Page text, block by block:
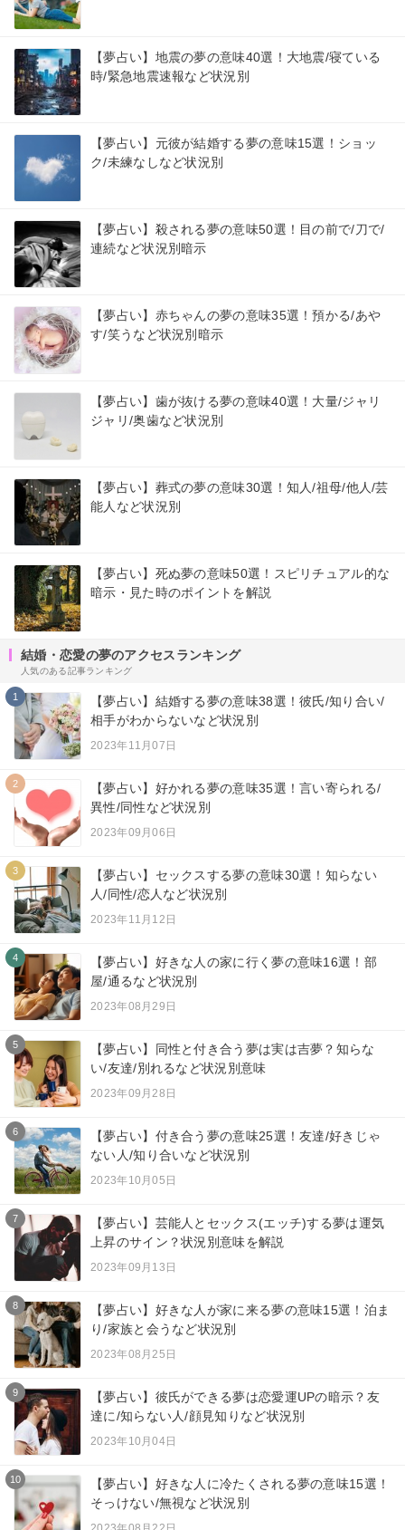
【夢占い】地震の夢の意味40選！大地震/寝ている
時/緊急地震速報など状況別
【夢占い】元彼が結婚する夢の意味15選！ショッ
ク/未練なしなど状況別
【夢占い】殺される夢の意味50選！目の前で/刀で/
連続など状況別暗示
【夢占い】赤ちゃんの夢の意味35選！預かる/あや
す/笑うなど状況別暗示
【夢占い】歯が抜ける夢の意味40選！大量/ジャリ
ジャリ/奥歯など状況別
【夢占い】葬式の夢の意味30選！知人/祖母/他人/芸
能人など状況別
【夢占い】死ぬ夢の意味50選！スピリチュアル的な
暗示・見た時のポイントを解説
結婚・恋愛の夢のアクセスランキング
人気のある記事ランキング
1
【夢占い】結婚する夢の意味38選！彼氏/知り合い/
相手がわからないなど状況別
2023年11月07日
2
【夢占い】好かれる夢の意味35選！言い寄られる/
異性/同性など状況別
2023年09月06日
3
【夢占い】セックスする夢の意味30選！知らない
人/同性/恋人など状況別
2023年11月12日
4
【夢占い】好きな人の家に行く夢の意味16選！部
屋/通るなど状況別
2023年08月29日
5
【夢占い】同性と付き合う夢は実は吉夢？知らな
い/友達/別れるなど状況別意味
2023年09月28日
6
【夢占い】付き合う夢の意味25選！友達/好きじゃ
ない人/知り合いなど状況別
2023年10月05日
7
【夢占い】芸能人とセックス(エッチ)する夢は運気
上昇のサイン？状況別意味を解説
2023年09月13日
8
【夢占い】好きな人が家に来る夢の意味15選！泊ま
り/家族と会うなど状況別
2023年08月25日
9
【夢占い】彼氏ができる夢は恋愛運UPの暗示？友
達に/知らない人/顔見知りなど状況別
2023年10月04日
10
【夢占い】好きな人に冷たくされる夢の意味15選！
そっけない/無視など状況別